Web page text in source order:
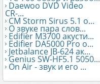
Daewoo DVD Video
CR-...
CM Storm Sirus 5.1 о...
О звуке пара слов...
Edifier М3700 акусти...
Edifier DA5000 Pro о...
Jetbalance JB-624 ак...
Genius SW-HF5.1 5050...
On Air - звук и его ...